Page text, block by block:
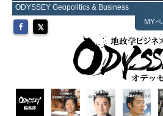
ODYSSEY Geopolitics & Business
MY